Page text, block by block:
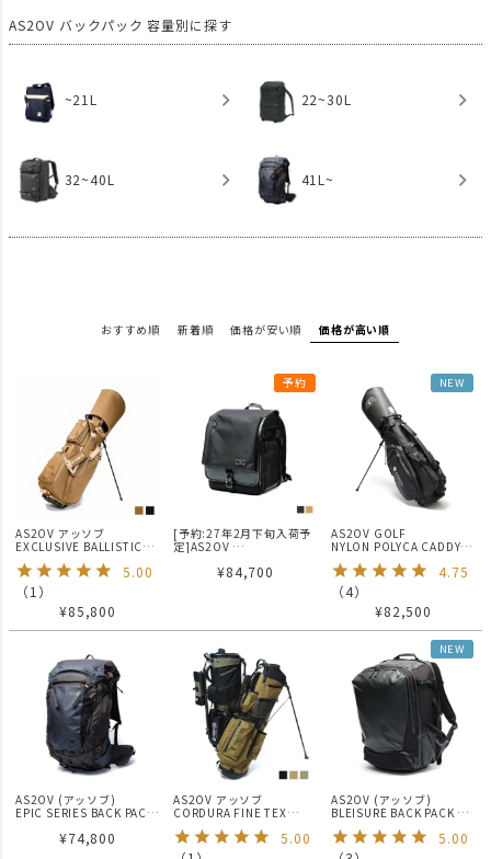
~21L 22~30L
32~40L 41L~
おすすめ順 新着順 価格が安い順 価格が高い順
AS2OV アッソブ
EXCLUSIVE BALLISTIC
GOLF SERIES キャディー
バッグ ゴルフシリーズ
5.00
（1 ）
¥85,800
予約
[予約:27年2月下旬入荷予
定]AS2OV
EXCLUSIVE CORDURA
BALLISTIC SCHOOL
RANSEL / スクールランセ
¥84,700
NEW
AS2OV GOLF
NYLON POLYCA CADDY
4.75
（4）
¥82,500
AS2OV (アッソブ)
EPIC SERIES BACK PACK
¥74,800
AS2OV アッソブ
CORDURA FINE TEX
SERIES キャディーバッグ
ゴルフシリーズ
5.00
NEW
AS2OV (アッソブ)
BLEISURE BACK PACK Lサ
5.00